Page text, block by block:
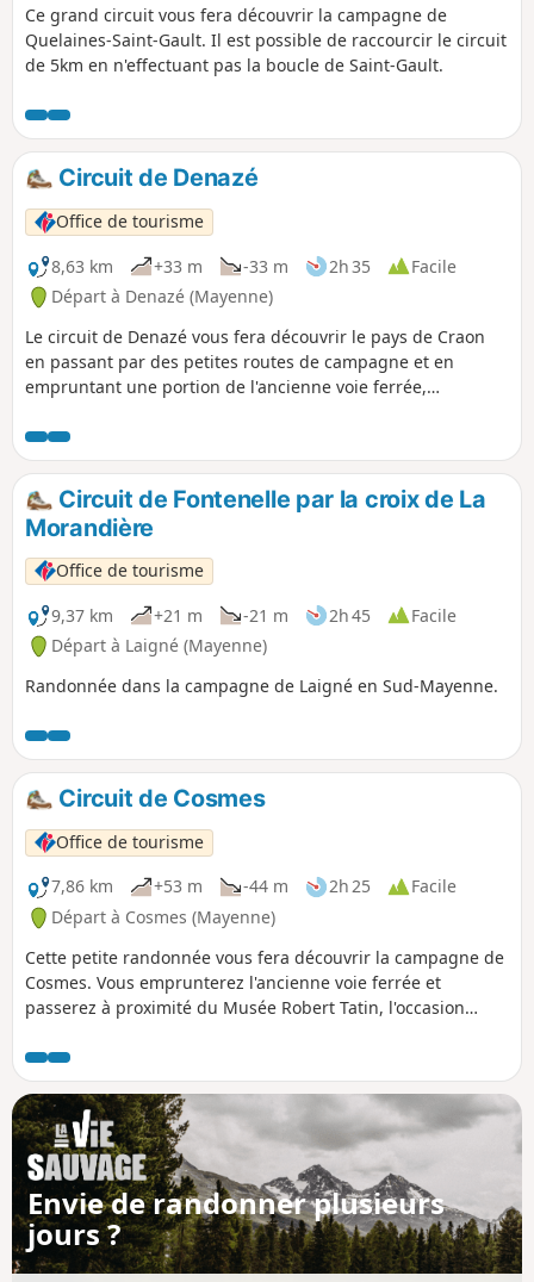
Ce grand circuit vous fera découvrir la campagne de
Quelaines-Saint-Gault. Il est possible de raccourcir le circuit
de 5km en n'effectuant pas la boucle de Saint-Gault.
Circuit de Denazé
Office de tourisme
8,63 km
+33 m -33 m 2h 35
Facile
Départ à Denazé (Mayenne)
Le circuit de Denazé vous fera découvrir le pays de Craon
en passant par des petites routes de campagne et en
empruntant une portion de l'ancienne voie ferrée,
Circuit de Fontenelle par la croix de La
Morandière
Office de tourisme
9,37 km
+21 m -21 m 2h 45
Facile
Départ à Laigné (Mayenne)
Randonnée dans la campagne de Laigné en Sud-Mayenne.
Circuit de Cosmes
Office de tourisme
7,86 km
+53 m -44 m 2h 25
Facile
Départ à Cosmes (Mayenne)
Cette petite randonnée vous fera découvrir la campagne de
Cosmes. Vous emprunterez l'ancienne voie ferrée et
passerez à proximité du Musée Robert Tatin, l'occasion
Envie de randonner plusieurs
jours ?